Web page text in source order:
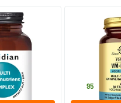
Formula VM-
senioren
60
Solgar
.95